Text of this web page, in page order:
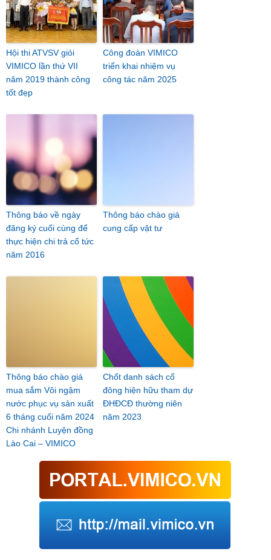
Hội thi ATVSV giỏi
VIMICO lần thứ VII
năm 2019 thành công
tốt đẹp
Công đoàn VIMICO
triển khai nhiệm vụ
công tác năm 2025
Thông báo về ngày
đăng ký cuối cùng để
thực hiện chi trả cổ tức
năm 2016
Thông báo chào giá
cung cấp vật tư
Thông báo chào giá
mua sắm Vôi ngậm
nước phục vụ sản xuất
6 tháng cuối năm 2024
Chi nhánh Luyện đồng
Lào Cai – VIMICO
Chốt danh sách cổ
đông hiện hữu tham dự
ĐHĐCĐ thường niên
năm 2023